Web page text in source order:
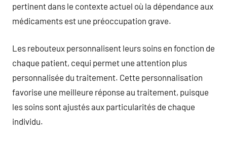
pertinent dans le contexte actuel où la dépendance aux
médicaments est une préoccupation grave.
Les rebouteux personnalisent leurs soins en fonction de
chaque patient, cequi permet une attention plus
personnalisée du traitement. Cette personnalisation
favorise une meilleure réponse au traitement, puisque
les soins sont ajustés aux particularités de chaque
individu.